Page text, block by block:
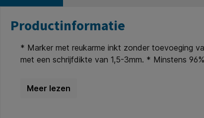
Productinformatie
* Marker met reukarme inkt zonder toevoeging
met een schrijfdikte van 1,5-3mm. * Minstens